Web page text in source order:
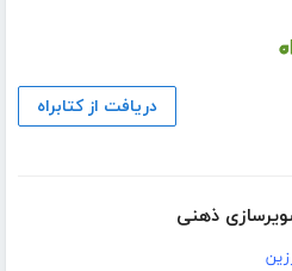
دریافت از کتابراه
ذهنی